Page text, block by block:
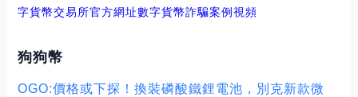
字貨幣交易所官方網址數字貨幣詐騙案例視頻
狗狗幣
OGO:價格或下探！換裝磷酸鐵鋰電池，別克新款微